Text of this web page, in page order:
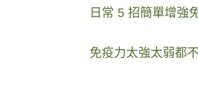
日常 5 招簡單增強
免疫力太強太弱都